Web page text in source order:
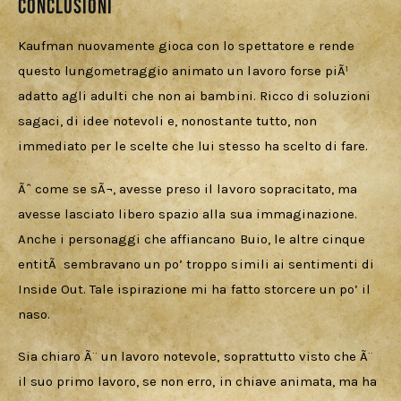
Conclusioni
Kaufman nuovamente gioca con lo spettatore e rende
questo lungometraggio animato un lavoro forse piÃ¹
adatto agli adulti che non ai bambini. Ricco di soluzioni
sagaci, di idee notevoli e, nonostante tutto, non
immediato per le scelte che lui stesso ha scelto di fare.
Ãˆ come se sÃ¬, avesse preso il lavoro sopracitato, ma
avesse lasciato libero spazio alla sua immaginazione.
Anche i personaggi che affiancano Buio, le altre cinque
entitÃ  sembravano un po’ troppo simili ai sentimenti di
Inside Out. Tale ispirazione mi ha fatto storcere un po’ il
naso.
Sia chiaro Ã¨ un lavoro notevole, soprattutto visto che Ã¨
il suo primo lavoro, se non erro, in chiave animata, ma ha